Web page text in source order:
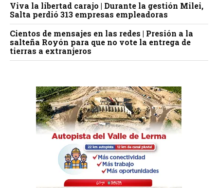
Viva la libertad carajo | Durante la gestión Milei,
Salta perdió 313 empresas empleadoras
Cientos de mensajes en las redes | Presión a la
salteña Royón para que no vote la entrega de
tierras a extranjeros